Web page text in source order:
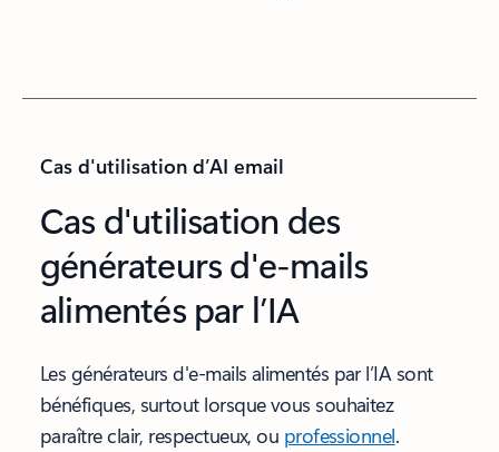
Cas d'utilisation d’AI email
Cas d'utilisation des
générateurs d'e-mails
alimentés par l’IA
Les générateurs d'e-mails alimentés par l’IA sont
bénéfiques, surtout lorsque vous souhaitez
paraître clair, respectueux, ou professionnel.